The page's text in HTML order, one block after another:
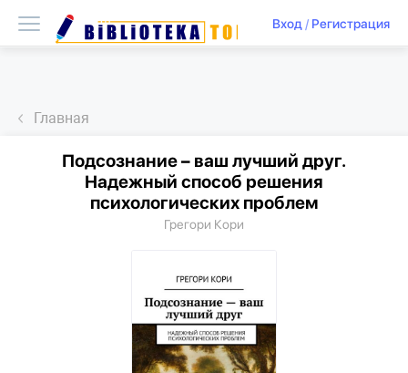
Вход/ Регистрация
Главная
Подсознание – ваш лучший друг.
Надежный способ решения
психологических проблем
Грегори Кори